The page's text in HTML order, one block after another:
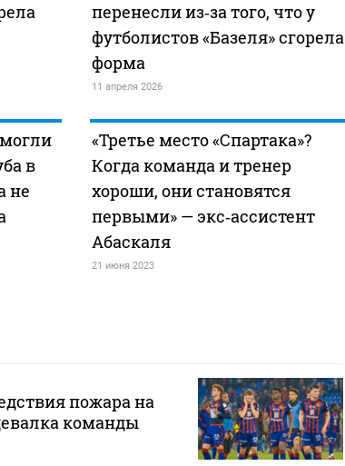
перенесли из‑за того, что у
футболистов «Базеля» сгорела
форма
11 апреля 2026
в
не
«Третье место «Спартака»?
Когда команда и тренер
хороши, они становятся
первыми» — экс‑ассистент
Абаскаля
21 июня 2023
пожара на
команды